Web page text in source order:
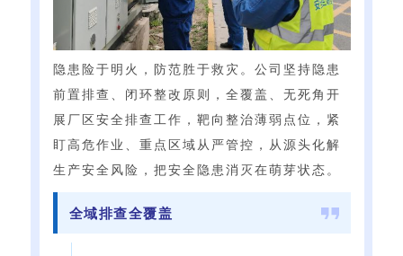
隐患险于明火，防范胜于救灾。公司坚持隐患
前置排查、闭环整改原则，全覆盖、无死角开
展厂区安全排查工作，靶向整治薄弱点位，紧
盯高危作业、重点区域从严管控，从源头化解
生产安全风险，把安全隐患消灭在萌芽状态。
全域排查全覆盖